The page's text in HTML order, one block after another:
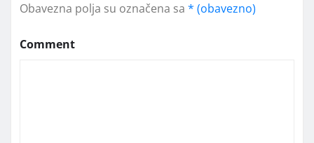
Obavezna polja su označena sa * (obavezno)
Comment